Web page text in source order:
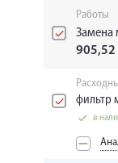
Работы
Замена
905,52
фильтр
в